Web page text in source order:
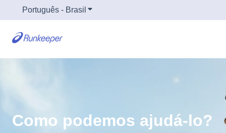
Português - Brasil Mostrar submenu para traduções
Como podemos ajudá-lo?